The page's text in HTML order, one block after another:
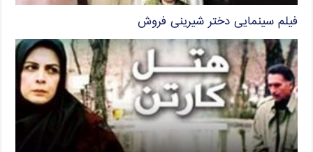
فیلم سینمایی دختر شیرینی فروش